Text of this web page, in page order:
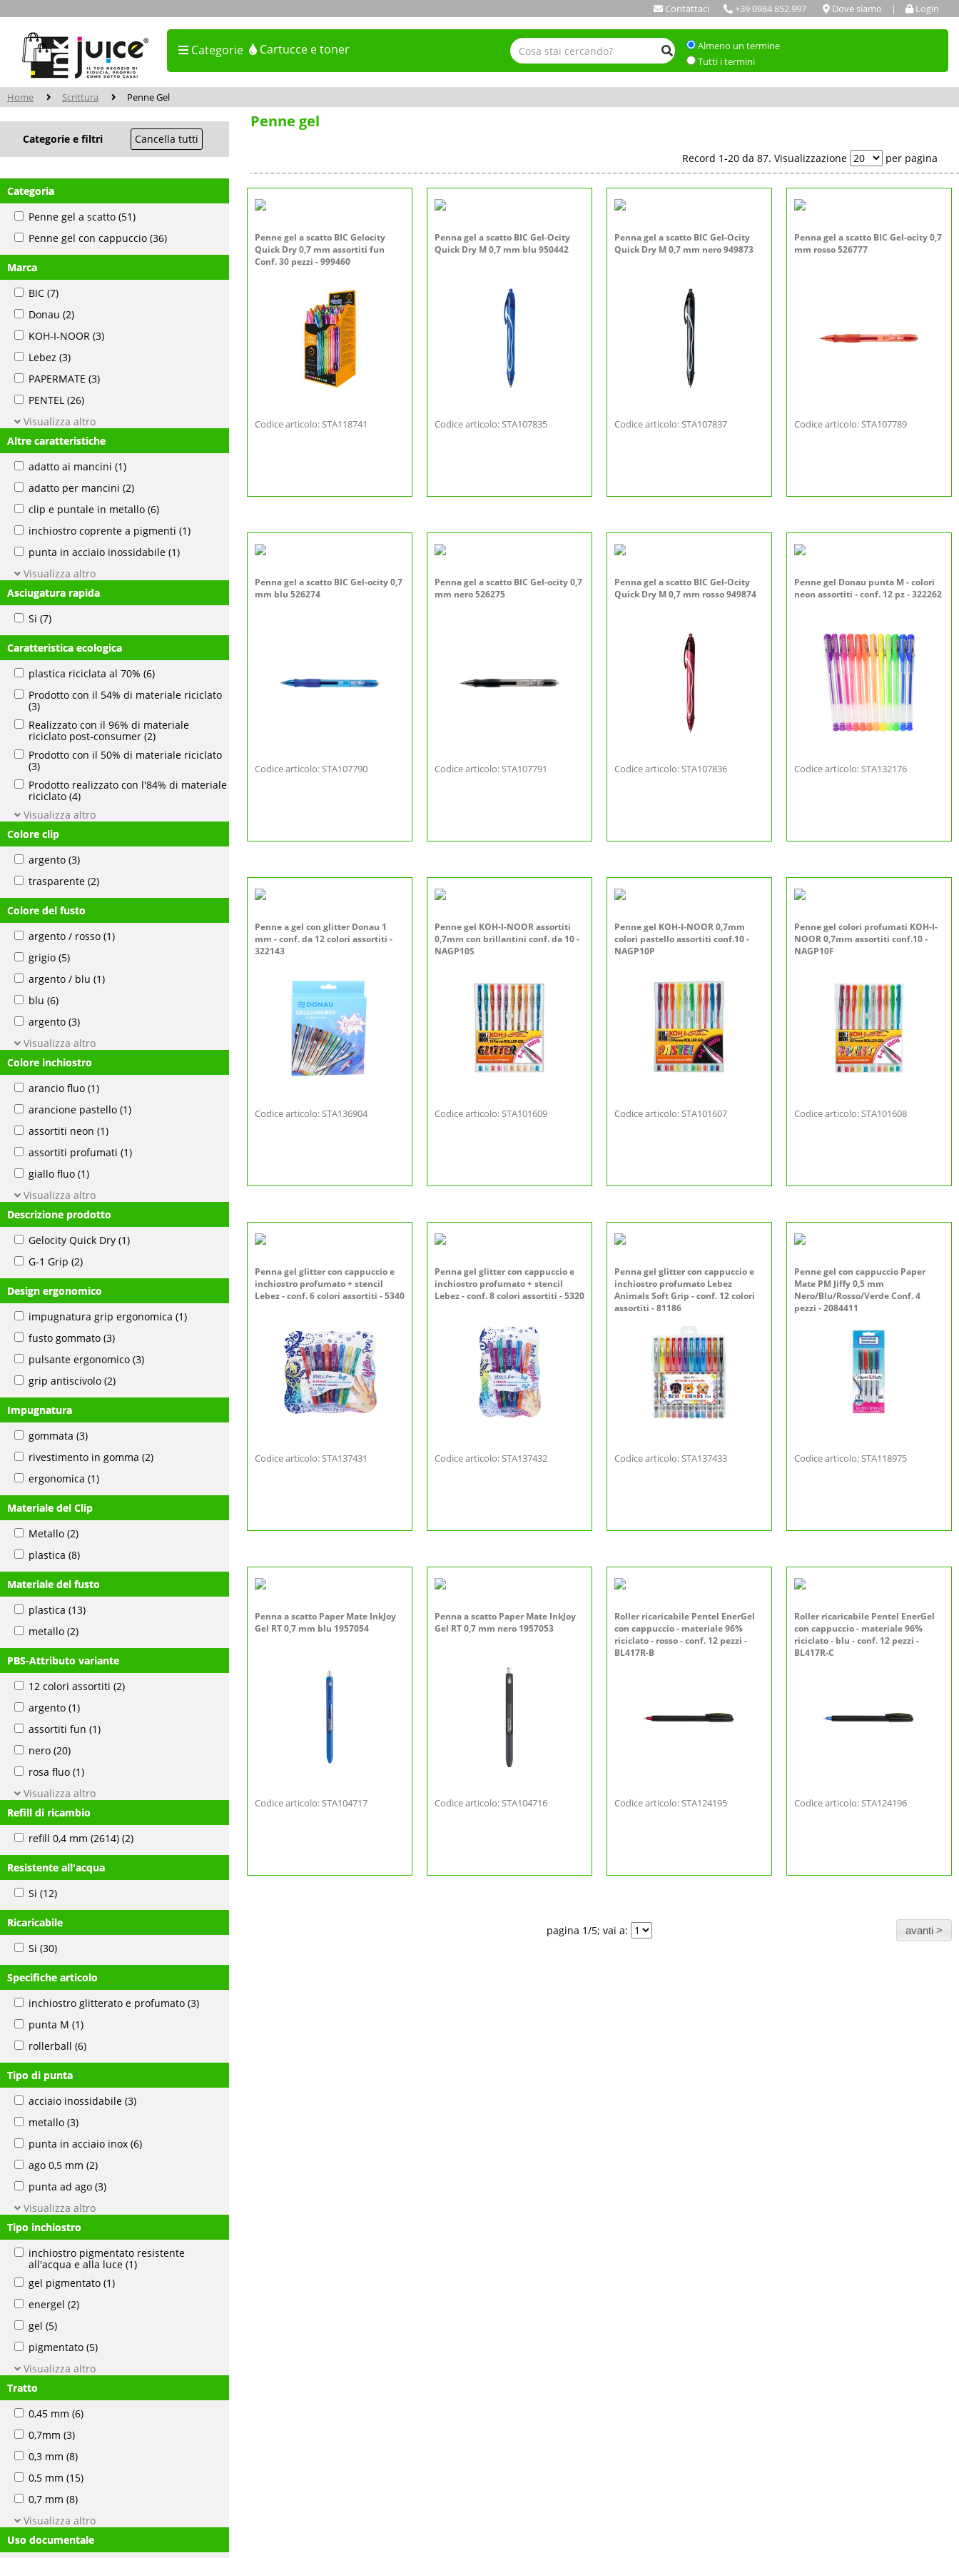
Contattaci +39 0984 852.997 Dove siamo | Login
Categorie Cartucce e toner
Almeno un termine
Tutti i termini
Home Scrittura Penne Gel
Categorie e filtri Cancella tutti
Categoria
Penne gel a scatto (51)
Penne gel con cappuccio (36)
Marca
BIC (7)
Donau (2)
KOH-I-NOOR (3)
Lebez (3)
PAPERMATE (3)
PENTEL (26)
Visualizza altro
Altre caratteristiche
adatto ai mancini (1)
adatto per mancini (2)
clip e puntale in metallo (6)
inchiostro coprente a pigmenti (1)
punta in acciaio inossidabile (1)
Visualizza altro
Asciugatura rapida
Si (7)
Caratteristica ecologica
plastica riciclata al 70% (6)
Prodotto con il 54% di materiale riciclato
(3)
Realizzato con il 96% di materiale
riciclato post-consumer (2)
Prodotto con il 50% di materiale riciclato
(3)
Prodotto realizzato con l'84% di materiale
riciclato (4)
Visualizza altro
Colore clip
argento (3)
trasparente (2)
Colore del fusto
argento / rosso (1)
grigio (5)
argento / blu (1)
blu (6)
argento (3)
Visualizza altro
Colore inchiostro
arancio fluo (1)
arancione pastello (1)
assortiti neon (1)
assortiti profumati (1)
giallo fluo (1)
Visualizza altro
Descrizione prodotto
Gelocity Quick Dry (1)
G-1 Grip (2)
Design ergonomico
impugnatura grip ergonomica (1)
fusto gommato (3)
pulsante ergonomico (3)
grip antiscivolo (2)
Impugnatura
gommata (3)
rivestimento in gomma (2)
ergonomica (1)
Materiale del Clip
Metallo (2)
plastica (8)
Materiale del fusto
plastica (13)
metallo (2)
PBS-Attributo variante
12 colori assortiti (2)
argento (1)
assortiti fun (1)
nero (20)
rosa fluo (1)
Visualizza altro
Refill di ricambio
refill 0,4 mm (2614) (2)
Resistente all'acqua
Si (12)
Ricaricabile
Si (30)
Specifiche articolo
inchiostro glitterato e profumato (3)
punta M (1)
rollerball (6)
Tipo di punta
acciaio inossidabile (3)
metallo (3)
punta in acciaio inox (6)
ago 0,5 mm (2)
punta ad ago (3)
Visualizza altro
Tipo inchiostro
inchiostro pigmentato resistente
all'acqua e alla luce (1)
gel pigmentato (1)
energel (2)
gel (5)
pigmentato (5)
Visualizza altro
Tratto
0,45 mm (6)
0,7mm (3)
0,3 mm (8)
0,5 mm (15)
0,7 mm (8)
Visualizza altro
Uso documentale
Penne gel
Record 1-20 da 87. Visualizzazione per pagina
Penne gel a scatto BIC Gelocity
Quick Dry 0,7 mm assortiti fun
Conf. 30 pezzi - 999460
Codice articolo: STA118741
Penna gel a scatto BIC Gel-Ocity
Quick Dry M 0,7 mm blu 950442
Codice articolo: STA107835
Penna gel a scatto BIC Gel-Ocity
Quick Dry M 0,7 mm nero 949873
Codice articolo: STA107837
Penna gel a scatto BIC Gel-ocity 0,7
mm rosso 526777
Codice articolo: STA107789
Penna gel a scatto BIC Gel-ocity 0,7
mm blu 526274
Codice articolo: STA107790
Penna gel a scatto BIC Gel-ocity 0,7
mm nero 526275
Codice articolo: STA107791
Penna gel a scatto BIC Gel-Ocity
Quick Dry M 0,7 mm rosso 949874
Codice articolo: STA107836
Penne gel Donau punta M - colori
neon assortiti - conf. 12 pz - 322262
Codice articolo: STA132176
Penne a gel con glitter Donau 1
mm - conf. da 12 colori assortiti -
322143
Codice articolo: STA136904
Penne gel KOH-I-NOOR assortiti
0,7mm con brillantini conf. da 10 -
NAGP10S
Codice articolo: STA101609
Penne gel KOH-I-NOOR 0,7mm
colori pastello assortiti conf.10 -
NAGP10P
Codice articolo: STA101607
Penne gel colori profumati KOH-I-
NOOR 0,7mm assortiti conf.10 -
NAGP10F
Codice articolo: STA101608
Penna gel glitter con cappuccio e
inchiostro profumato + stencil
Lebez - conf. 6 colori assortiti - 5340
Codice articolo: STA137431
Penna gel glitter con cappuccio e
inchiostro profumato + stencil
Lebez - conf. 8 colori assortiti - 5320
Codice articolo: STA137432
Penna gel glitter con cappuccio e
inchiostro profumato Lebez
Animals Soft Grip - conf. 12 colori
assortiti - 81186
Codice articolo: STA137433
Penne gel con cappuccio Paper
Mate PM Jiffy 0,5 mm
Nero/Blu/Rosso/Verde Conf. 4
pezzi - 2084411
Codice articolo: STA118975
Penna a scatto Paper Mate InkJoy
Gel RT 0,7 mm blu 1957054
Codice articolo: STA104717
Penna a scatto Paper Mate InkJoy
Gel RT 0,7 mm nero 1957053
Codice articolo: STA104716
Roller ricaricabile Pentel EnerGel
con cappuccio - materiale 96%
riciclato - rosso - conf. 12 pezzi -
BL417R-B
Codice articolo: STA124195
Roller ricaricabile Pentel EnerGel
con cappuccio - materiale 96%
riciclato - blu - conf. 12 pezzi -
BL417R-C
Codice articolo: STA124196
pagina 1/5; vai a: